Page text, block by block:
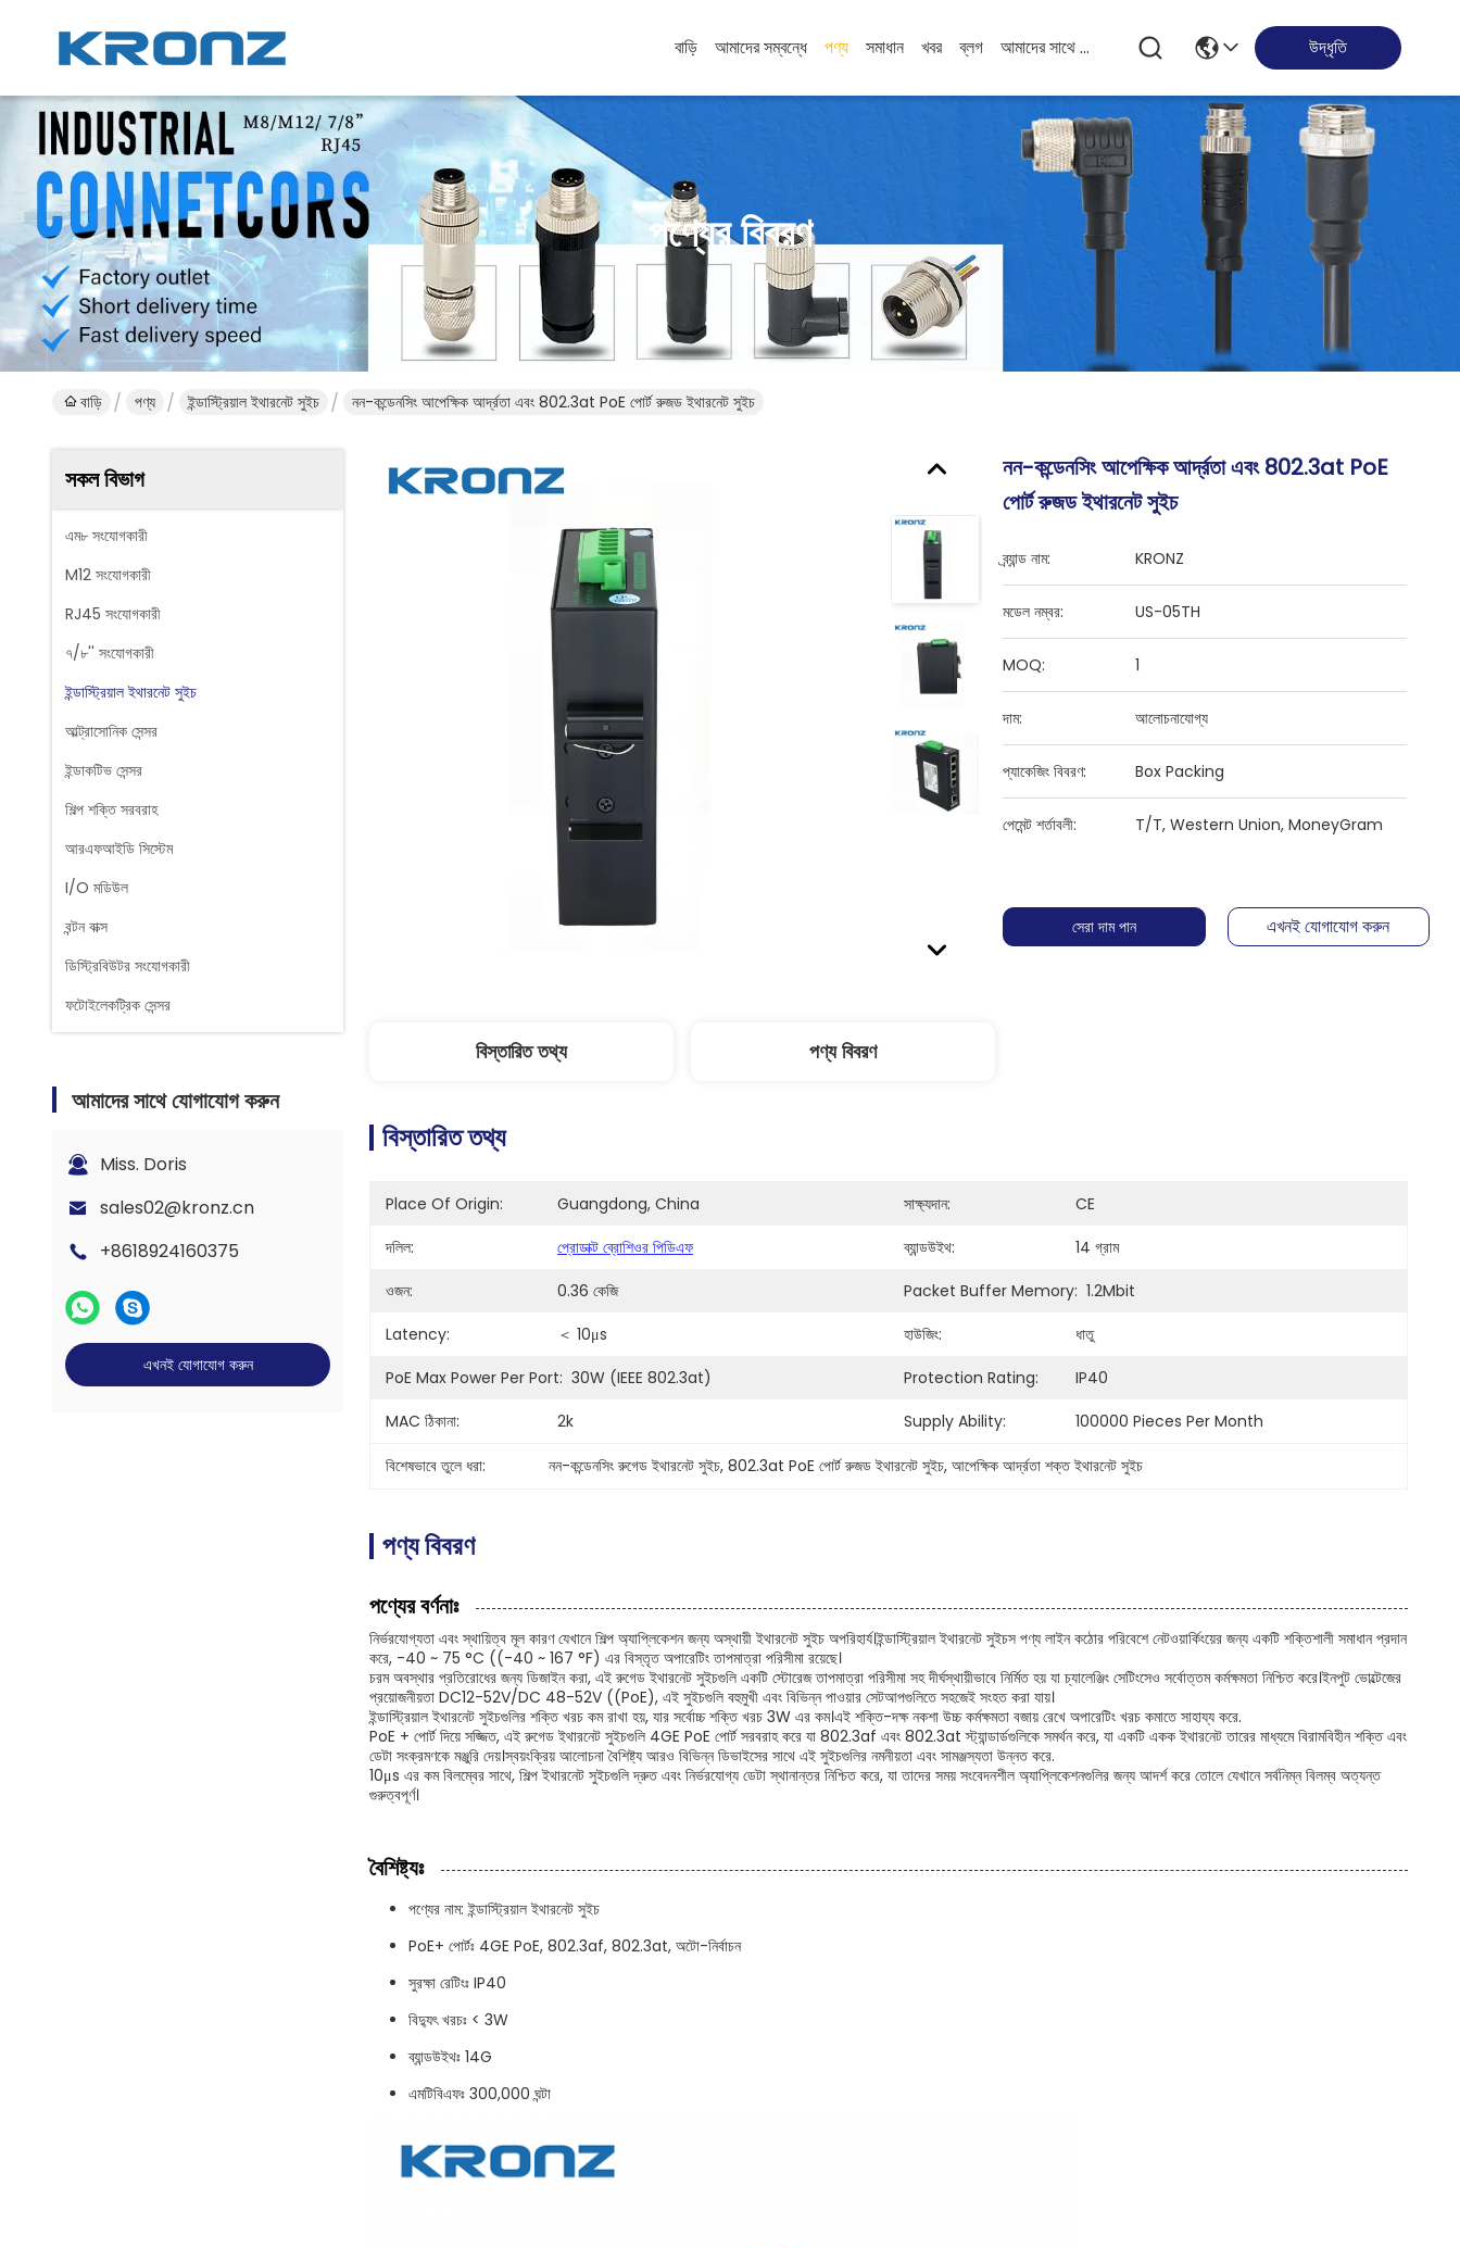
বাড়ি আমাদের সম্বন্ধে পণ্য সমাধান খবর ব্লগ আমাদের সাথে যোগাযোগ করুন উদ্ধৃতি
পণ্যের বিবরণ
বাড়ি পণ্য ইন্ডাস্ট্রিয়াল ইথারনেট সুইচ নন-কন্ডেনসিং আপেক্ষিক আর্দ্রতা এবং 802.3at PoE পোর্ট রুজড ইথারনেট সুইচ
সকল বিভাগ
এম৮ সংযোগকারী
M12 সংযোগকারী
RJ45 সংযোগকারী
৭/৮'' সংযোগকারী
ইন্ডাস্ট্রিয়াল ইথারনেট সুইচ
আল্ট্রাসোনিক সেন্সর
ইন্ডাকটিভ সেন্সর
শিল্প শক্তি সরবরাহ
আরএফআইডি সিস্টেম
I/O মডিউল
বন্টন বাক্স
ডিস্ট্রিবিউটর সংযোগকারী
ফটোইলেকট্রিক সেন্সর
আমাদের সাথে যোগাযোগ করুন
Miss. Doris
sales02@kronz.cn
+8618924160375
এখনই যোগাযোগ করুন
নন-কন্ডেনসিং আপেক্ষিক আর্দ্রতা এবং 802.3at PoE
পোর্ট রুজড ইথারনেট সুইচ
ব্র্যান্ড নাম: KRONZ
মডেল নম্বর: US-05TH
MOQ: 1
দাম: আলোচনাযোগ্য
প্যাকেজিং বিবরণ: Box Packing
পেমেন্ট শর্তাবলী: T/T, Western Union, MoneyGram
সেরা দাম পান এখনই যোগাযোগ করুন
বিস্তারিত তথ্য পণ্য বিবরণ
বিস্তারিত তথ্য
Place Of Origin: Guangdong, China সাক্ষ্যদান:
CE
দলিল:
প্রোডাক্ট ব্রোশিওর পিডিএফ ব্যান্ডউইথ:
14 গ্রাম
ওজন:
0.36 কেজি Packet Buffer Memory: 1.2Mbit
Latency:
＜ 10μs হাউজিং:
ধাতু
PoE Max Power Per Port: 30W (IEEE 802.3at) Protection Rating:
IP40
MAC ঠিকানা:
2k Supply Ability: 100000 Pieces Per Month
বিশেষভাবে তুলে ধরা: নন-কন্ডেনসিং রুগেড ইথারনেট সুইচ, 802.3at PoE পোর্ট রুজড ইথারনেট সুইচ, আপেক্ষিক আর্দ্রতা শক্ত ইথারনেট সুইচ
পণ্য বিবরণ
পণ্যের বর্ণনাঃ
নির্ভরযোগ্যতা এবং স্থায়িত্ব মূল কারণ যেখানে শিল্প অ্যাপ্লিকেশন জন্য অস্থায়ী ইথারনেট সুইচ অপরিহার্য।ইন্ডাস্ট্রিয়াল ইথারনেট সুইচস পণ্য লাইন কঠোর পরিবেশে নেটওয়ার্কিংয়ের জন্য একটি শক্তিশালী সমাধান প্রদান
করে, -40 ~ 75 °C ((-40 ~ 167 °F) এর বিস্তৃত অপারেটিং তাপমাত্রা পরিসীমা রয়েছে।
চরম অবস্থার প্রতিরোধের জন্য ডিজাইন করা, এই রুগেড ইথারনেট সুইচগুলি একটি স্টোরেজ তাপমাত্রা পরিসীমা সহ দীর্ঘস্থায়ীভাবে নির্মিত হয় যা চ্যালেঞ্জিং সেটিংসেও সর্বোত্তম কর্মক্ষমতা নিশ্চিত করে।ইনপুট ভোল্টেজের
প্রয়োজনীয়তা DC12-52V/DC 48-52V ((PoE), এই সুইচগুলি বহুমুখী এবং বিভিন্ন পাওয়ার সেটআপগুলিতে সহজেই সংহত করা যায়।
ইন্ডাস্ট্রিয়াল ইথারনেট সুইচগুলির শক্তি খরচ কম রাখা হয়, যার সর্বোচ্চ শক্তি খরচ 3W এর কম।এই শক্তি-দক্ষ নকশা উচ্চ কর্মক্ষমতা বজায় রেখে অপারেটিং খরচ কমাতে সাহায্য করে.
PoE + পোর্ট দিয়ে সজ্জিত, এই রুগেড ইথারনেট সুইচগুলি 4GE PoE পোর্ট সরবরাহ করে যা 802.3af এবং 802.3at স্ট্যান্ডার্ডগুলিকে সমর্থন করে, যা একটি একক ইথারনেট তারের মাধ্যমে বিরামবিহীন শক্তি এবং
ডেটা সংক্রমণকে মঞ্জুরি দেয়।স্বয়ংক্রিয় আলোচনা বৈশিষ্ট্য আরও বিভিন্ন ডিভাইসের সাথে এই সুইচগুলির নমনীয়তা এবং সামঞ্জস্যতা উন্নত করে.
10μs এর কম বিলম্বের সাথে, শিল্প ইথারনেট সুইচগুলি দ্রুত এবং নির্ভরযোগ্য ডেটা স্থানান্তর নিশ্চিত করে, যা তাদের সময় সংবেদনশীল অ্যাপ্লিকেশনগুলির জন্য আদর্শ করে তোলে যেখানে সর্বনিম্ন বিলম্ব অত্যন্ত
গুরুত্বপূর্ণ।
বৈশিষ্ট্যঃ
পণ্যের নাম: ইন্ডাস্ট্রিয়াল ইথারনেট সুইচ
PoE+ পোর্টঃ 4GE PoE, 802.3af, 802.3at, অটো-নির্বাচন
সুরক্ষা রেটিংঃ IP40
বিদ্যুৎ খরচঃ < 3W
ব্যান্ডউইথঃ 14G
এমটিবিএফঃ 300,000 ঘন্টা